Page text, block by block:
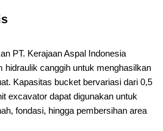
PT. Kerajaan Aspal Indonesia
hidraulik canggih untuk menghasilkan
Kapasitas bucket bervariasi dari 0,5
excavator dapat digunakan untuk
fondasi, hingga pembersihan area